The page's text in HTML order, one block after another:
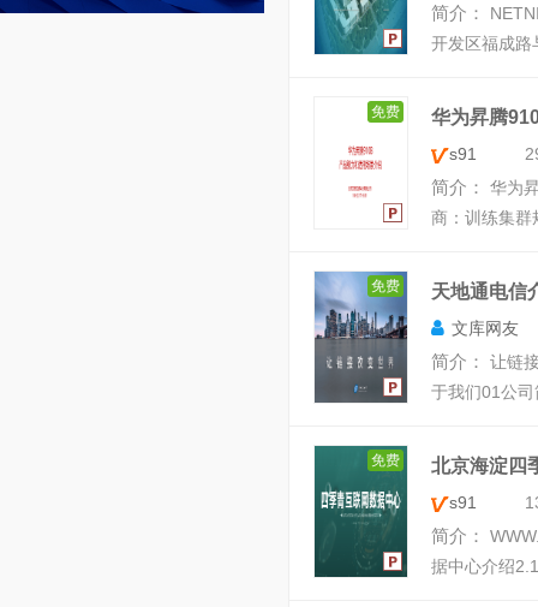
简介：
开发区福成路
免费 华为昇腾
s91
简介：
华为
商：训练集群
免费 天地通电信
文库网友
简介：
让链
于我们01 公
免费 北京海淀四
s91
简介：
据中心介绍